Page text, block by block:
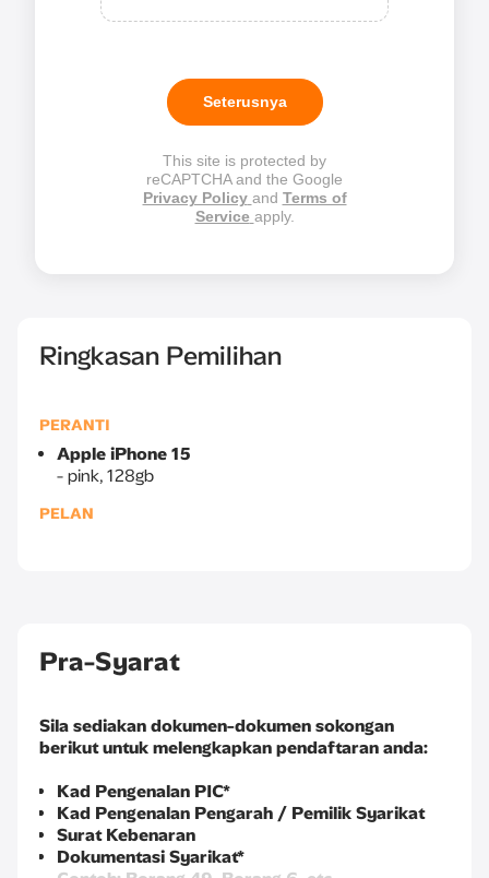
Seterusnya
This site is protected by
reCAPTCHA and the Google
Privacy Policy and Terms of
Service apply.
Ringkasan Pemilihan
PERANTI
Apple iPhone 15
pink, 128gb
PELAN
Pra-Syarat
Sila sediakan dokumen-dokumen sokongan
berikut untuk melengkapkan pendaftaran anda:
Kad Pengenalan PIC*
Kad Pengenalan Pengarah / Pemilik Syarikat
Surat Kebenaran
Dokumentasi Syarikat*